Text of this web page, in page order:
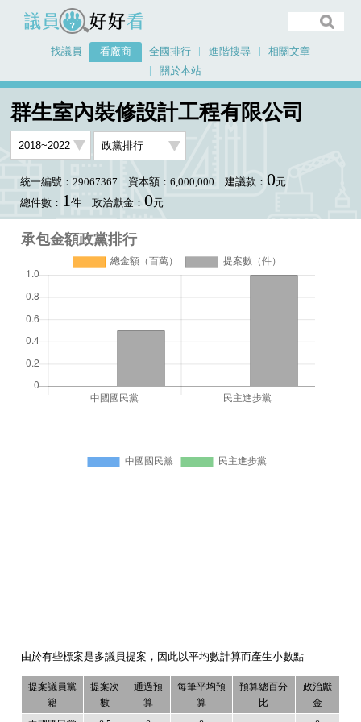
議員好好看
找議員 看廠商 全國排行 進階搜尋
相關文章
關於本站
看廠商
群生室內裝修設計工程有限公司
統一編號：29067367 資本額：6,000,000 建議款： 0元
總件數： 1件 政治獻金： 0元
承包金額政黨排行
由於有些標案是多議員提案，因此以平均數計算而產生小數點
提案議員黨
籍
提案次
數
通過預
算
每筆平均預
算
預算總百分
比
政治獻
金